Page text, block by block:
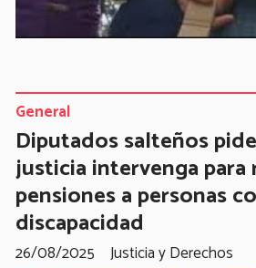
Diputados salteños
justicia intervenga
pensiones a personas
discapacidad
Justicia y Derechos
General
26/08/2025